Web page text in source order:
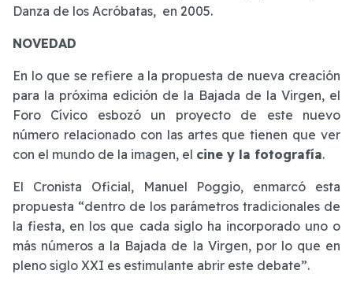
Danza de los Acróbatas, en 2005.
NOVEDAD
En lo que se refiere a la propuesta de nueva creación
para la próxima edición de la Bajada de la Virgen, el
Foro Cívico esbozó un proyecto de este nuevo
número relacionado con las artes que tienen que ver
con el mundo de la imagen, el cine y la fotografía.
El Cronista Oficial, Manuel Poggio, enmarcó esta
propuesta “dentro de los parámetros tradicionales de
la fiesta, en los que cada siglo ha incorporado uno o
más números a la Bajada de la Virgen, por lo que en
pleno siglo XXI es estimulante abrir este debate”.